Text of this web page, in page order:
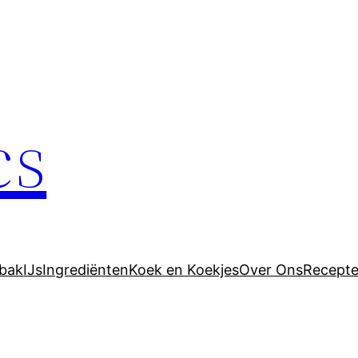
IJsIngrediëntenKoek en KoekjesOver Ons